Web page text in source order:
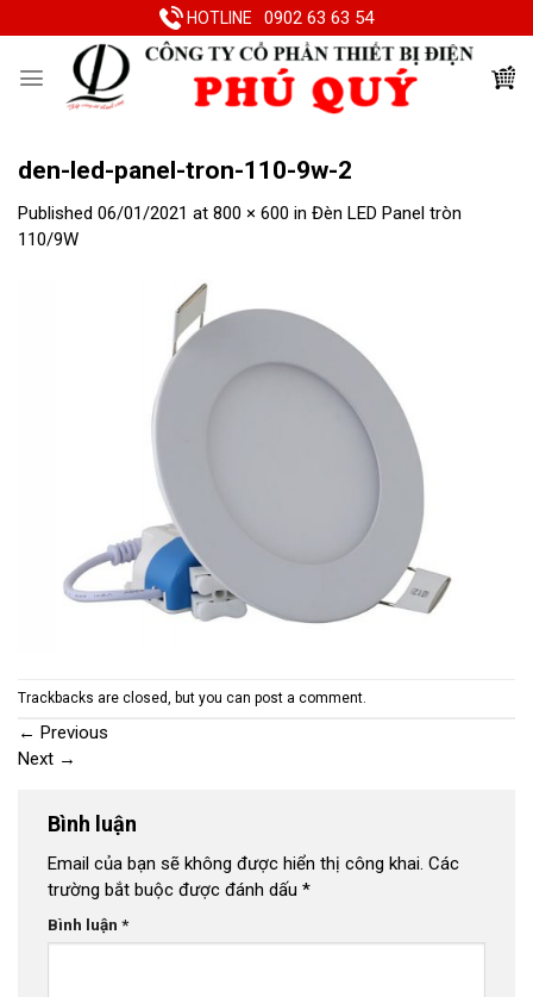
to
HOTLINE 0902 63 63 54
den-led-panel-tron-110-9w-2
Published 06/01/2021 at 800 × 600 in Đèn LED Panel tròn
110/9W
Trackbacks are closed, but you can post a comment.
← Previous
Next →
Bình luận
Email của bạn sẽ không được hiển thị công khai. Các
trường bắt buộc được đánh dấu *
Bình luận *